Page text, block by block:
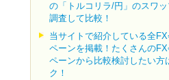
の「トルコリラ/円」のスワ
調査して比較！
当サイトで紹介している全
ペーンを掲載！たくさんの
ペーンから比較検討したい方
ク！